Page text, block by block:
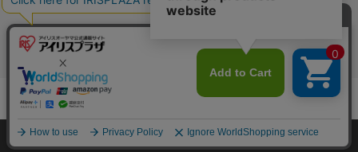
Copyright © 2001 IRISPLAZA. ALL Rights Reserved.
HOME 探す ログイン お気に入り お知らせ